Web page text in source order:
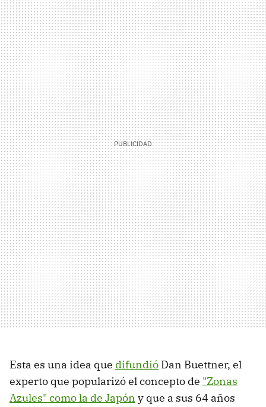
Esta es una idea que difundió Dan Buettner, el
experto que popularizó el concepto de "Zonas
Azules" como la de Japón y que a sus 64 años